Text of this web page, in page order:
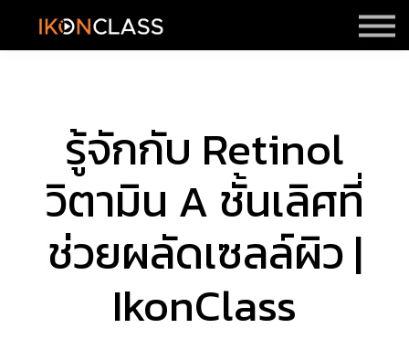
Sign in
รู้จักกับ Retinol
วิตามิน A ชั้นเลิศที่
ช่วยผลัดเซลล์ผิว |
IkonClass